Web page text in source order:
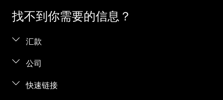
找不到你需要的信息？
汇款
汇款。
公司
关于我们
快速链接